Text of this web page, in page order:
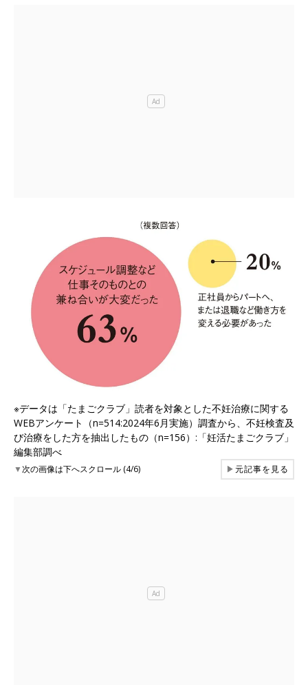
※データは「たまごクラブ」読者を対象とした不妊治療に関する
WEBアンケート（n=514:2024年6月実施）調査から、不妊検査及
び治療をした方を抽出したもの（n=156）:「妊活たまごクラブ」
編集部調べ
▼次の画像は下へスクロール (4/6) ▶元記事を見る